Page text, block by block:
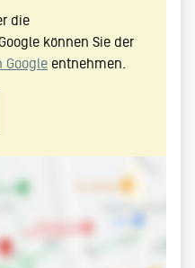
die
können Sie der
Google entnehmen.